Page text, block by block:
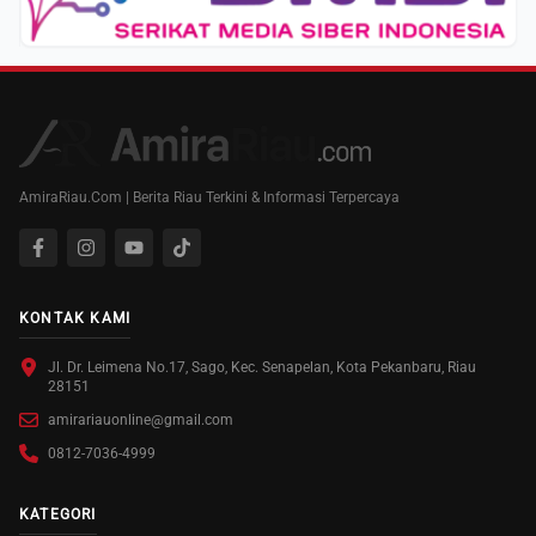
AmiraRiau.Com | Berita Riau Terkini & Informasi Terpercaya
KONTAK KAMI
Jl. Dr. Leimena No.17, Sago, Kec. Senapelan, Kota Pekanbaru, Riau
28151
amirariauonline@gmail.com
0812-7036-4999
KATEGORI